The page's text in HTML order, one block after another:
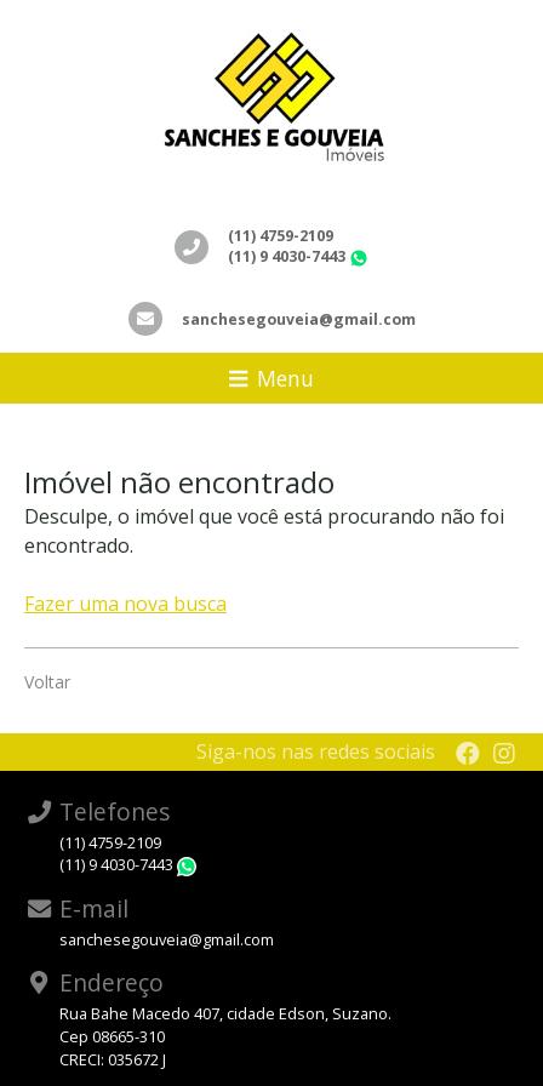
(11) 4759-2109
(11) 9 4030-7443
sanchesegouveia@gmail.com
Menu
Imóvel não encontrado
Desculpe, o imóvel que você está procurando não foi
encontrado.
Fazer uma nova busca
Voltar
Siga-nos nas redes sociais
Telefones
(11) 4759-2109
(11) 9 4030-7443
E-mail
sanchesegouveia@gmail.com
Endereço
Rua Bahe Macedo 407, cidade Edson, Suzano.
Cep 08665-310
CRECI: 035672 J